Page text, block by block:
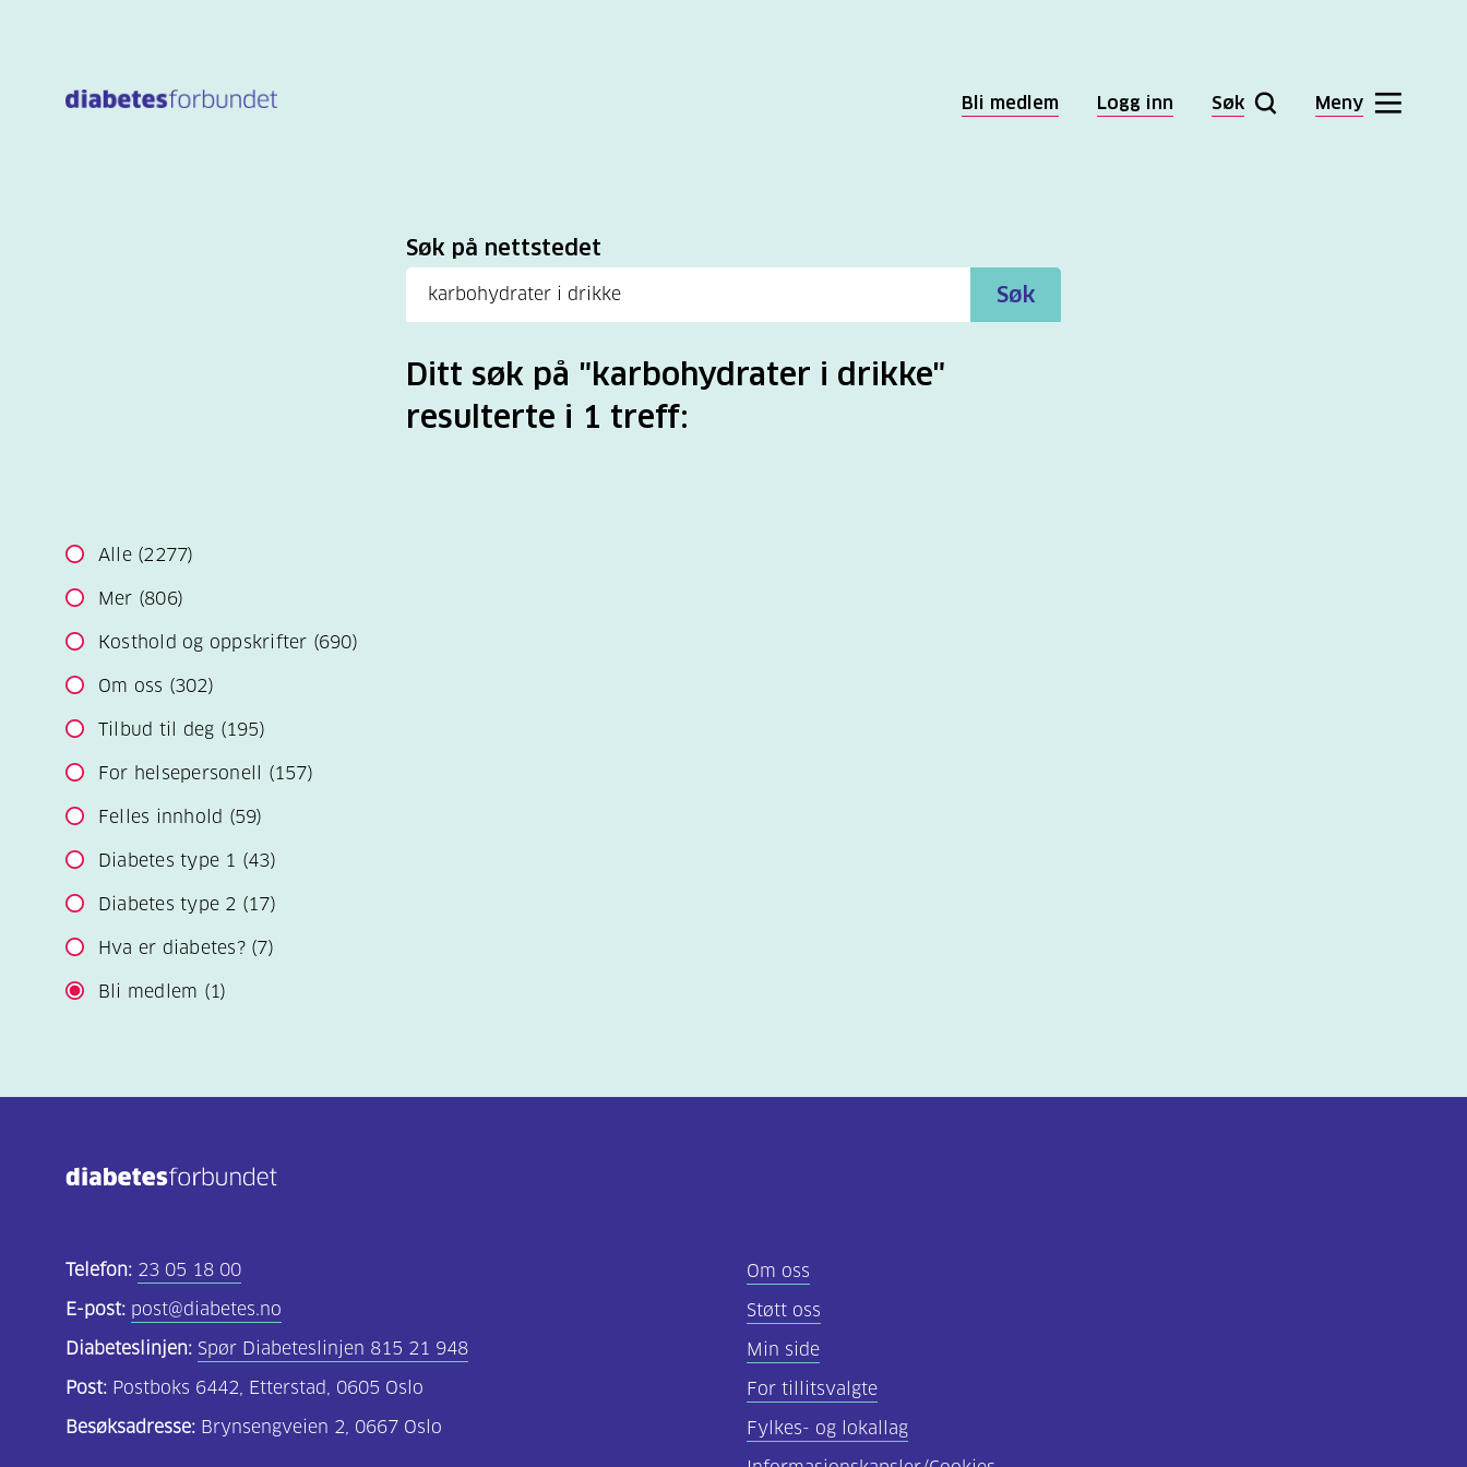
Bli medlem Logg inn Søk Meny
Søk
Søk på nettstedet
Søk
Ditt søk på "karbohydrater i drikke"
resulterte i 1 treff:
Alle (2277)
Mer (806)
Kosthold og oppskrifter (690)
Om oss (302)
Tilbud til deg (195)
For helsepersonell (157)
Felles innhold (59)
Diabetes type 1 (43)
Diabetes type 2 (17)
Hva er diabetes? (7)
Bli medlem (1)
Telefon: 23 05 18 00
E-post: post@diabetes.no
Diabeteslinjen: Spør Diabeteslinjen 815 21 948
Post: Postboks 6442, Etterstad, 0605 Oslo
Besøksadresse: Brynsengveien 2, 0667 Oslo
Om oss
Støtt oss
Min side
For tillitsvalgte
Fylkes- og lokallag